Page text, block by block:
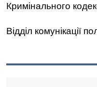
Кримінального
Відділ комунікації